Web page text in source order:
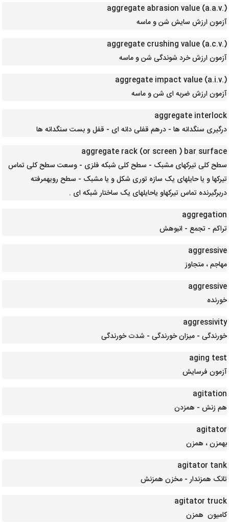
aggregate abrasion value (a.a.v.)
آزمون ارزش سایش شن و ماسه
aggregate crushing value (a.c.v.)
آزمون ارزش خرد شوندگی شن و ماسه
aggregate impact value (a.i.v.)
آزمون ارزش ضربه ای شن و ماسه
aggregate interlock
درگیری سنگدانه ها - درهم قفلی دانه ای - قفل و بست سنگدانه ها
aggregate rack (or screen ) bar surface
سطح کلی تیرکهای مشبک - سطح کلی شبکه فلزی - وسعت سطح کلی تماس
تیرکها و یا حایلهای یک سازه توری شکل و یا مشبک - سطح رویهمرفته
دربرگیرنده تماس تیرکهاو یاحایلهای یک ساختار شبکه ای .
aggregation
تراکم - تجمع - انبوهش
aggressive
مهاجم ، متجاوز
aggressive
خورنده
aggressivity
خورندگی - میزان خورندگی - شدت خورندگی
aging test
آزمون فرسایش
agitation
هم زنش - همزدن
agitator
بهمزن ، همزن
agitator tank
تانک همزندار - مخزن همزنش
agitator truck
کامیون همزن